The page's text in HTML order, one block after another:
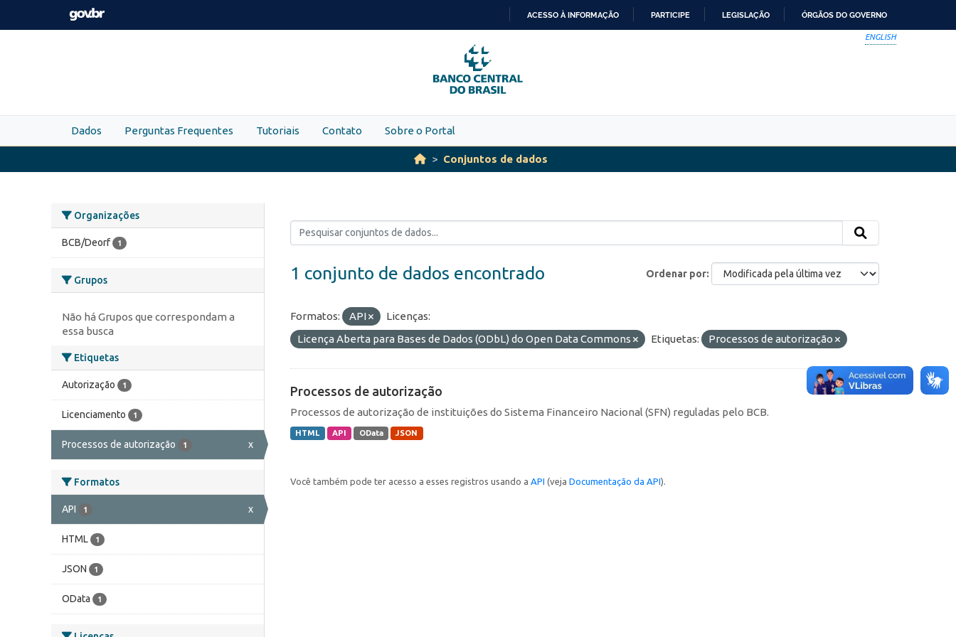
Skip to main content
PARA
O
CONTEÚDO
ACESSO À INFORMAÇÃO PARTICIPE LEGISLAÇÃO ÓRGÃOS DO GOVERNO
ENGLISH
Dados Perguntas Frequentes Tutoriais Contato Sobre o Portal
Conjuntos de dados
Organizações
BCB/Deorf 1
Grupos
Não há Grupos que correspondam a
essa busca
Etiquetas
Autorização 1
Licenciamento 1
Processos de autorização 1 x
Formatos
API 1 x
HTML 1
JSON 1
OData 1
Ordenar por
1 conjunto de dados encontrado
Formatos: API
Licenças:
Licença Aberta para Bases de Dados (ODbL) do Open Data Commons
Etiquetas: Processos de autorização
Processos de autorização
Processos de autorização de instituições do Sistema Financeiro Nacional (SFN) reguladas pelo BCB.
HTML API OData JSON
Você também pode ter acesso a esses registros usando a API (veja Documentação da API).